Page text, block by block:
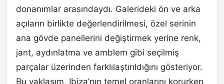
donanımlar arasındaydı. Galerideki ön ve arka
açıların birlikte değerlendirilmesi, özel serinin
ana gövde panellerini değiştirmek yerine renk,
jant, aydınlatma ve amblem gibi seçilmiş
parçalar üzerinden farklılaştırıldığını gösteriyor.
Bu yaklaşım, Ibiza’nın temel oranlarını korurken